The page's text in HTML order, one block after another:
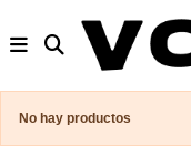
No hay productos